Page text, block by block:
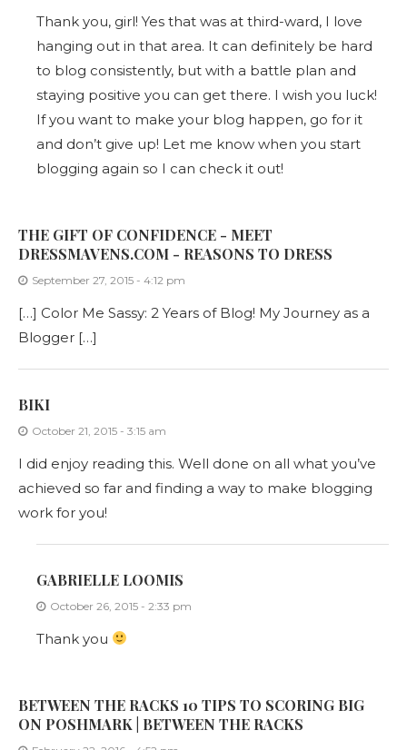
Thank you, girl! Yes that was at third-ward, I love
hanging out in that area. It can definitely be hard
to blog consistently, but with a battle plan and
staying positive you can get there. I wish you luck!
If you want to make your blog happen, go for it
and don’t give up! Let me know when you start
blogging again so I can check it out!
THE GIFT OF CONFIDENCE - MEET
DRESSMAVENS.COM - REASONS TO DRESS
September 27, 2015 - 4:12 pm
[…] Color Me Sassy: 2 Years of Blog! My Journey as a
Blogger […]
BIKI
October 21, 2015 - 3:15 am
I did enjoy reading this. Well done on all what you’ve
achieved so far and finding a way to make blogging
work for you!
GABRIELLE LOOMIS
October 26, 2015 - 2:33 pm
Thank you
BETWEEN THE RACKS 10 TIPS TO SCORING BIG
ON POSHMARK | BETWEEN THE RACKS